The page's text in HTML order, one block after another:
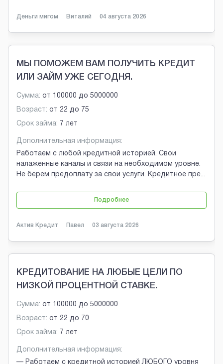
Деньги мигом Виталий 04 августа 2026
МЫ ПОМОЖЕМ ВАМ ПОЛУЧИТЬ КРЕДИТ
ИЛИ ЗАЙМ УЖЕ СЕГОДНЯ.
Сумма: от 100000 до 5000000
Возраст: от 22 до 75
Срок займа: 7 лет
Дополнительная информация:
Работаем с любой кредитной историей. Свои
налаженные каналы и связи на необходимом уровне.
Не берем предоплату за свои услуги. Кредитное пре...
Подробнее
Актив Кредит Павел 03 августа 2026
КРЕДИТОВАНИЕ НА ЛЮБЫЕ ЦЕЛИ ПО
НИЗКОЙ ПРОЦЕНТНОЙ СТАВКЕ.
Сумма: от 100000 до 5000000
Возраст: от 22 до 70
Срок займа: 7 лет
Дополнительная информация:
— Работаем с кредитной историей ЛЮБОГО уровня